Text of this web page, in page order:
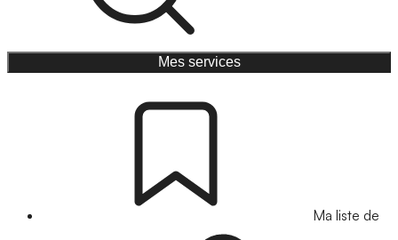
Mes services
Ma liste de